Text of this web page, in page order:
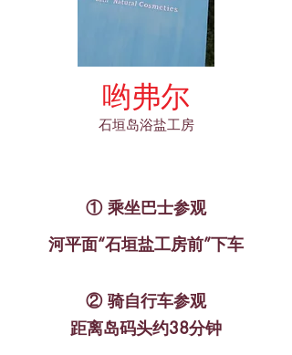
哟弗尔
石垣岛浴盐工房
① 乘坐巴士参观
河平面“石垣盐工房前”下车
② 骑自行车参观
​距离岛码头约38分钟